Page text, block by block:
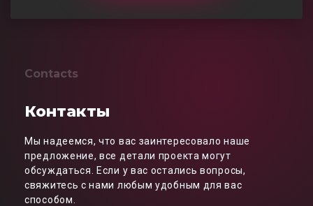
Contacts
Контакты
Мы надеемся, что вас заинтересовало наше
предложение, все детали проекта могут
обсуждаться. Если у вас остались вопросы,
свяжитесь с нами любым удобным для вас
способом.